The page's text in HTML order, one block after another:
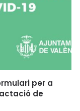
per a
de